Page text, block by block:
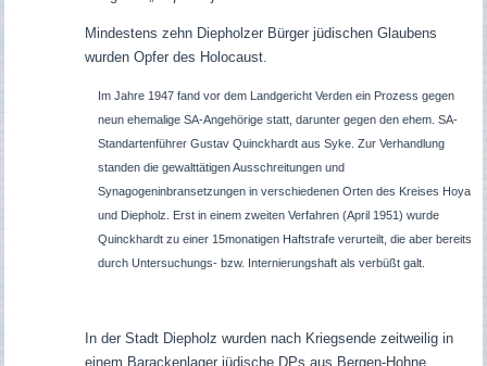
Mindestens zehn Diepholzer Bürger jüdischen Glaubens
wurden Opfer des Holocaust.
Im Jahre 1947 fand vor dem Landgericht Verden ein Prozess gegen
neun ehemalige SA-Angehörige statt, darunter gegen den ehem. SA-
Standartenführer Gustav Quinckhardt aus Syke. Zur Verhandlung
standen die gewalttätigen Ausschreitungen und
Synagogeninbransetzungen in verschiedenen Orten des Kreises Hoya
und Diepholz. Erst in einem zweiten Verfahren (April 1951) wurde
Quinckhardt zu einer 15monatigen Haftstrafe verurteilt, die aber bereits
durch Untersuchungs- bzw. Internierungshaft als verbüßt galt.
In der Stadt Diepholz wurden nach Kriegsende zeitweilig in
einem Barackenlager jüdische DPs aus Bergen-Hohne